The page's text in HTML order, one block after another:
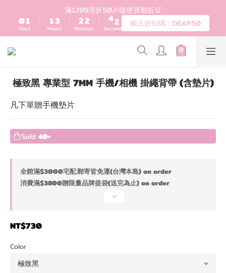
登入會員滿$1200超取免運 - 輸入折扣碼：DEAR20
滿1299現折50🎉隨便買都折🛒
01
0
Days
:
1
0
3
2
Hours
:
3
2
1
3
2
1
Minutes
:
4
3
2
9
8
7
3
2
Seconds 輸入折扣碼：DEAR50
歡迎首購!滿1000全館95折! 新客領卷去~
登入會員滿$1200超取免運 - 輸入折扣碼：DEAR20
極致黑 專業型 7MM 手機/相機 掛繩背帶 (含墊片)
凡下單贈手機墊片
Sold 40+
全館滿$3000宅配.郵寄皆免運(台灣本島) on order
消費滿$3800贈限量品牌提袋(送完為止) on order
NT$730
Color